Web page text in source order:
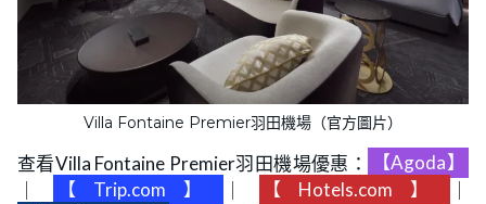
Villa Fontaine Premier羽田機場（官方圖片）
查看Villa Fontaine Premier羽田機場優惠：
【Agoda】
【Trip.com】 【Hotels.com】